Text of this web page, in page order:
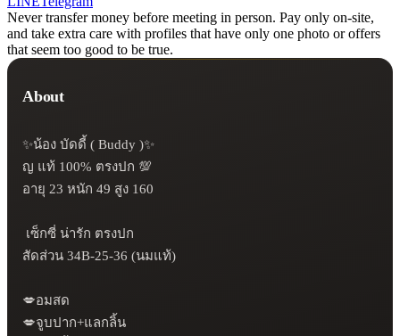
Never transfer money before meeting in person. Pay only on-site,
and take extra care with profiles that have only one photo or offers
that seem too good to be true.
About
✨น้อง บัดดี้ ( Buddy )✨
ญ แท้ 100% ตรงปก 💯
อายุ 23 หนัก 49 สูง 160
สัดส่วน 34B-25-36 (นมแท้)
💋อมสด
💋จูบปาก+แลกลิ้น